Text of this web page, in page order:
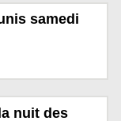
samedi
nuit des